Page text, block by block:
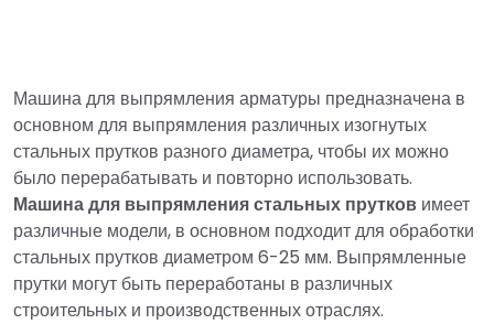
Машина для выпрямления арматуры предназначена в
основном для выпрямления различных изогнутых
стальных прутков разного диаметра, чтобы их можно
было перерабатывать и повторно использовать.
Машина для выпрямления стальных прутков имеет
различные модели, в основном подходит для обработки
стальных прутков диаметром 6-25 мм. Выпрямленные
прутки могут быть переработаны в различных
строительных и производственных отраслях.